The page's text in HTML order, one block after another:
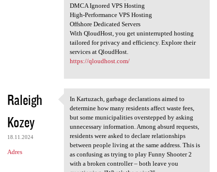
DMCA Ignored VPS Hosting
High-Performance VPS Hosting
Offshore Dedicated Servers
With QloudHost, you get uninterrupted hosting
tailored for privacy and efficiency. Explore their
services at QloudHost.
https://qloudhost.com/
Raleigh
Kozey
18.11.2024
Adres
In Kartuzach, garbage
In Kartuzach, garbage declarations aimed to
determine how many residents affect waste fees,
but some municipalities overstepped by asking
unnecessary information. Among absurd requests,
residents were asked to declare relationships
between people living at the same address. This is
as confusing as trying to play Funny Shooter 2
with a broken controller – both leave you